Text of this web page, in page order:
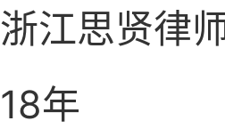
浙江思贤律
18年